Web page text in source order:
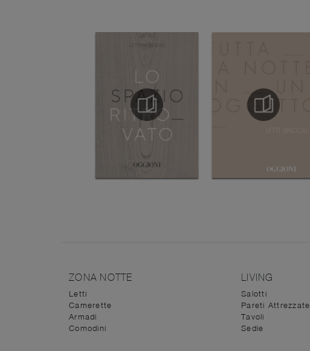
ZONA NOTTE
Letti
Camerette
Armadi
Comodini
LIVING
Salotti
Pareti Attrezzate
Tavoli
Sedie